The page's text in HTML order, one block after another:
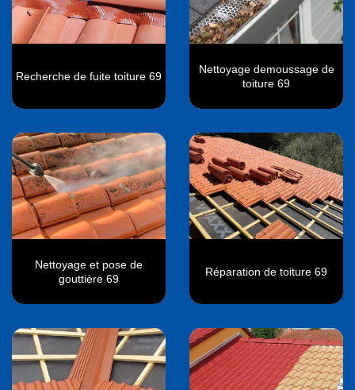
Recherche de fuite toiture 69
Nettoyage demoussage de
toiture 69
Nettoyage et pose de
gouttière 69
Réparation de toiture 69